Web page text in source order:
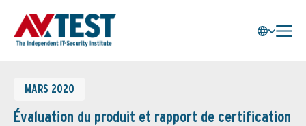
MARS 2020
Évaluation du produit et rapport de certification